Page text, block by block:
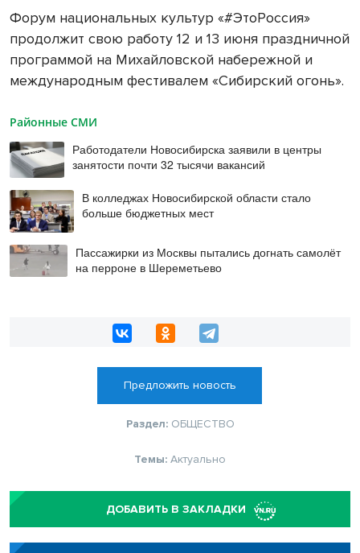
Форум национальных культур «#ЭтоРоссия»
продолжит свою работу 12 и 13 июня праздничной
программой на Михайловской набережной и
международным фестивалем «Сибирский огонь».
Районные СМИ
Работодатели Новосибирска заявили в центры
занятости почти 32 тысячи вакансий
В колледжах Новосибирской области стало
больше бюджетных мест
Пассажирки из Москвы пытались догнать самолёт
на перроне в Шереметьево
Предложить новость
Раздел: ОБЩЕСТВО
Темы: Актуально
ДОБАВИТЬ В ЗАКЛАДКИ